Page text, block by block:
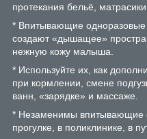
протекания бельё,
* Впитывающие одноразовые
создают «дышащее»
нежную кожу малыша.
* Используйте их, как
при кормлении, смене
ванн, «зарядке» и массаже.
* Незаменимы впитывающие
прогулке, в поликлинике, в